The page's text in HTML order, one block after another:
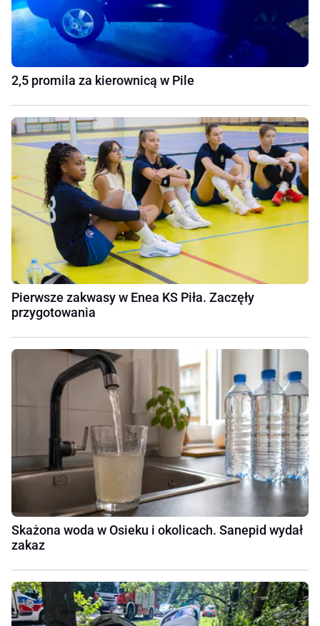
2,5 promila za kierownicą w Pile
Pierwsze zakwasy w Enea KS Piła. Zaczęły
przygotowania
Skażona woda w Osieku i okolicach. Sanepid wydał
zakaz